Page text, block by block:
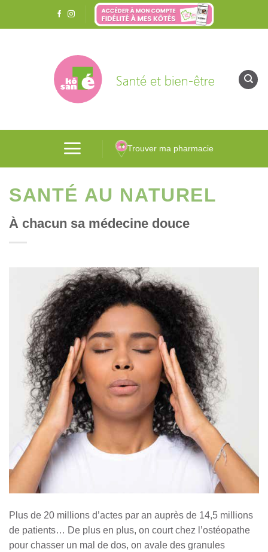
Trouver ma pharmacie
SANTÉ AU NATUREL
À chacun sa médecine douce
Plus de 20 millions d’actes par an auprès de 14,5 millions
de patients… De plus en plus, on court chez l’ostéopathe
pour chasser un mal de dos, on avale des granules